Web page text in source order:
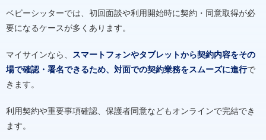
ベビーシッターでは、初回面談や利用開始時に契約・同意取得が必
要になるケースが多くあります。
マイサインなら、
スマートフォンやタブレットから契約内容をその
場で確認・署名できるため、対面での契約業務をスムーズに進行で
きます。
利用契約や重要事項確認、保護者同意などもオンラインで完結でき
ます。